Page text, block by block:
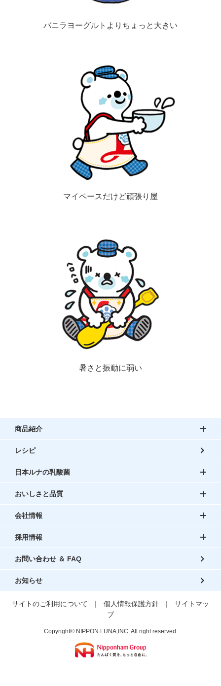
バニラヨーグルトよりちょっと大きい
マイペースだけど頑張り屋
暑さと振動に弱い
商品紹介
レシピ
日本ルナの乳酸菌
おいしさと品質
会社情報
採用情報
お問い合わせ ＆ FAQ
お知らせ
サイトのご利用について | 個人情報保護方針 |
サイトマッ
プ
Copyright© NIPPON LUNA,INC. All right reserved.